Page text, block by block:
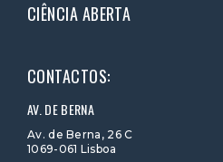
CIÊNCIA ABERTA
CONTACTOS:
AV. DE BERNA
Av. de Berna, 26 C
1069-061 Lisboa